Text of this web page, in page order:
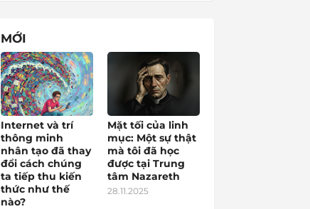
MỚI
Internet và trí
thông minh
nhân tạo đã thay
đổi cách chúng
ta tiếp thu kiến
thức như thế
nào?
Mặt tối của linh
mục: Một sự thật
mà tôi đã học
được tại Trung
tâm Nazareth
28.11.2025